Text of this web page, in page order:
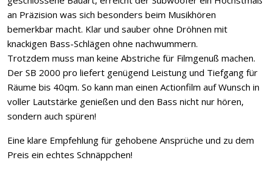
an Präzision was sich besonders beim Musikhören
bemerkbar macht. Klar und sauber ohne Dröhnen mit
knackigen Bass-Schlägen ohne nachwummern.
Trotzdem muss man keine Abstriche für Filmgenuß machen.
Der SB 2000 pro liefert genügend Leistung und Tiefgang für
Räume bis 40qm. So kann man einen Actionfilm auf Wunsch in
voller Lautstärke genießen und den Bass nicht nur hören,
sondern auch spüren!
Eine klare Empfehlung für gehobene Ansprüche und zu dem
Preis ein echtes Schnäppchen!